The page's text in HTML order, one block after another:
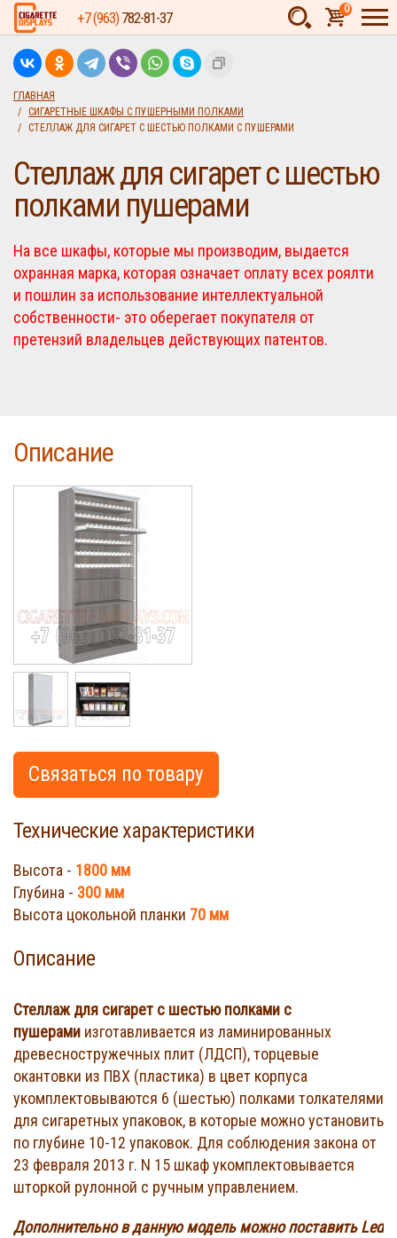
+7 (963)782-81-37 0
ГЛАВНАЯ
СИГАРЕТНЫЕ ШКАФЫ С ПУШЕРНЫМИ ПОЛКАМИ
СТЕЛЛАЖ ДЛЯ СИГАРЕТ С ШЕСТЬЮ ПОЛКАМИ С ПУШЕРАМИ
Стеллаж для сигарет с шестью
полками пушерами
На все шкафы, которые мы производим, выдается
охранная марка, которая означает оплату всех роялти
и пошлин за использование интеллектуальной
собственности- это оберегает покупателя от
претензий владельцев действующих патентов.
Описание
Связаться по товару
Технические характеристики
Высота - 1800 мм
Глубина - 300 мм
Высота цокольной планки 70 мм
Описание
Стеллаж для сигарет с шестью полками с
пушерами изготавливается из ламинированных
древесностружечных плит (ЛДСП), торцевые
окантовки из ПВХ (пластика) в цвет корпуса
укомплектовываются 6 (шестью) полками толкателями
для сигаретных упаковок, в которые можно установить
по глубине 10-12 упаковок. Для соблюдения закона от
23 февраля 2013 г. N 15 шкаф укомплектовывается
шторкой рулонной с ручным управлением.
Дополнительно в данную модель можно поставить Led